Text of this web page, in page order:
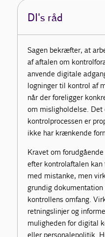
DI's råd
Sagen bekræfter, at
af aftalen om
anvende digitale
logninger til kontrol af
når der foreligger
om misligholdelse. Det
kontrolprocessen er
ikke har krænkende
Kravet om
efter kontrolaftalen
med mistanke, men
grundig
kontrollens omfang.
retningslinjer og
muligheden for digital
eller personalepolitik.